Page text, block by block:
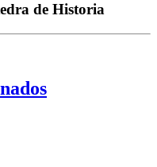
de Historia